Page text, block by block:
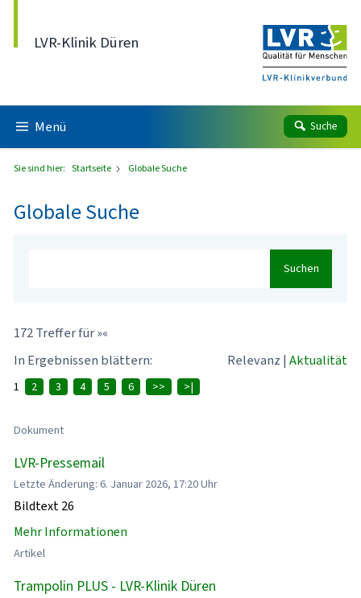
LVR-Klinik Düren
Menü Suche
Sie sind hier: Startseite Globale Suche
Globale Suche
Suchen
172 Treffer für »«
In Ergebnissen blättern:
Relevanz | Aktualität
1 2 3 4 5 6 >> >|
Dokument
LVR-Pressemail
Letzte Änderung: 6. Januar 2026, 17:20 Uhr
Bildtext 26
Mehr Informationen
Artikel
Trampolin PLUS - LVR-Klinik Düren